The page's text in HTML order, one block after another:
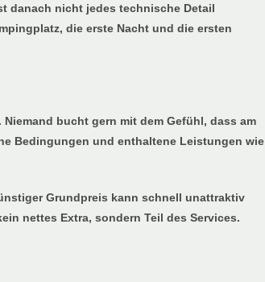
danach nicht jedes technische Detail
die erste Nacht und die ersten
bucht gern mit dem Gefühl, dass am
Bedingungen und enthaltene Leistungen wie
Grundpreis kann schnell unattraktiv
nettes Extra, sondern Teil des Services.